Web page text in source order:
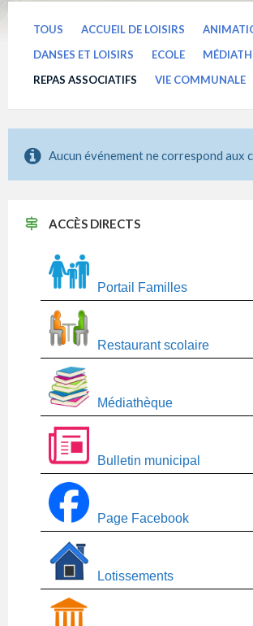
TOUS ACCUEIL DE LOISIRS
DANSES ET LOISIRS
ECOLE
REPAS ASSOCIATIFS
VIE COMMUNALE
Aucun événement ne correspond aux
ACCÈS DIRECTS
Portail Familles
Restaurant scolaire
Médiathèque
Bulletin municipal
Page Facebook
Lotissements